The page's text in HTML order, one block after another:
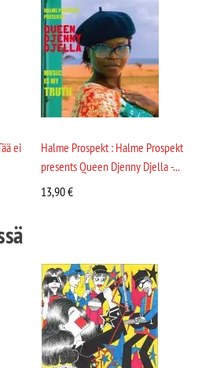
ei
Halme Prospekt : Halme Prospekt
presents Queen Djenny Djella -...
13,90€